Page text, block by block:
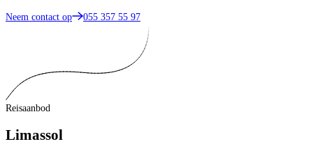
Neem contact op 055 357 55 97
Reisaanbod
Limassol